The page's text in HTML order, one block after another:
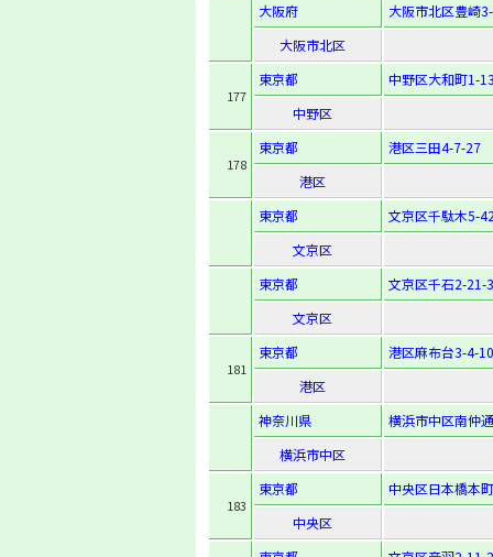
大阪府
大阪市北区豊崎
大阪市北区
177
東京都
中野区大和町1-
中野区
178
東京都
港区三田4-7-27
港区
東京都
文京区千駄木5-
文京区
東京都
文京区千石2-21-3
文京区
181
東京都
港区麻布台3-4-10
港区
神奈川県
横浜市中区南仲
横浜市中区
183
東京都
中央区日本橋本
中央区